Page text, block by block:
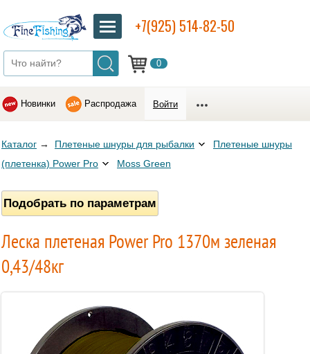
0
+7(925) 514-82-50
Новинки Распродажа Войти
Каталог → Плетеные шнуры для рыбалки
Плетеные шнуры
(плетенка) Power Pro
Moss Green
Подобрать по параметрам
Леска плетеная Power Pro 1370м зеленая
0,43/48кг